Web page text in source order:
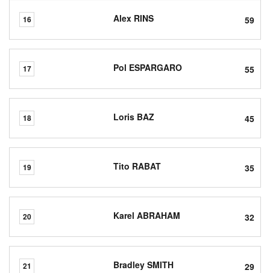
16 Alex RINS 59
17 Pol ESPARGARO 55
18 Loris BAZ 45
19 Tito RABAT 35
20 Karel ABRAHAM 32
21 Bradley SMITH 29